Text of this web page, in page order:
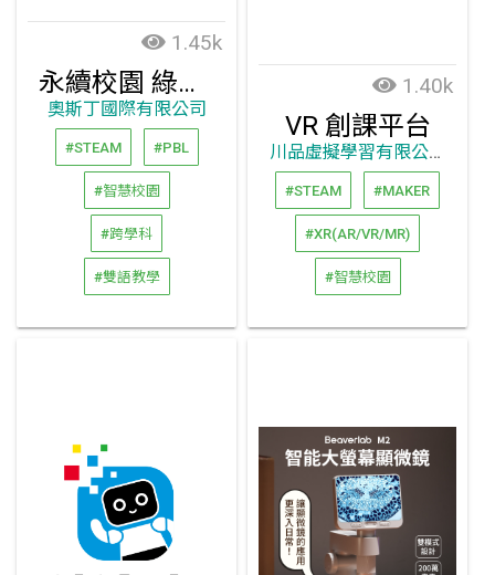
1.45k
永續校園 綠能智慧氣候小屋
奧斯丁國際有限公司
#STEAM #PBL
#智慧校園
#跨學科
#雙語教學
1.40k
VR 創課平台
川品虛擬學習有限公司
#STEAM #MAKER
#XR(AR/VR/MR)
#智慧校園